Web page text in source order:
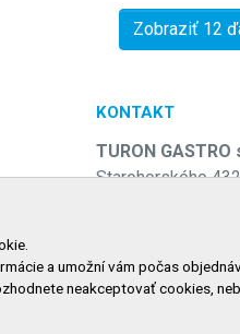
Zobraziť 12
KONTAKT
TURON GASTRO
Starohorského
Telefón:+421 911
a umožní vám počas
neakceptovať cookies,